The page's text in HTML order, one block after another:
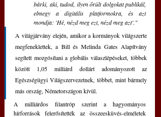
bárki, aki, tudod, ilyen őrült dolgokat publikál,
elmegy a digitális platformokra, és azt
mondja: 'Hé, nézd meg ezt, nézd meg azt'."
A világjárvány elején, amikor a kormányok világszerte
megfeneklettek, a Bill és Melinda Gates Alapítvány
segített mozgósítani a globális válaszlépéseket, többek
között 1,05 milliárd dollárt adományozott az
Egészségügyi Világszervezetnek, többet, mint bármely
más ország, Németországon kívül.
A milliárdos filantróp szerint a hagyományos
hírforrások felerősítették az összeesküvés-elméletek